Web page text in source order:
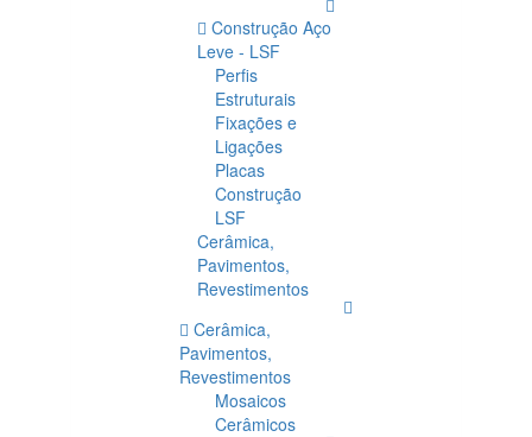
Construção Aço
Leve - LSF
Perfis
Estruturais
Fixações e
Ligações
Placas
Construção
LSF
Cerâmica,
Pavimentos,
Revestimentos
Cerâmica,
Pavimentos,
Revestimentos
Mosaicos
Cerâmicos